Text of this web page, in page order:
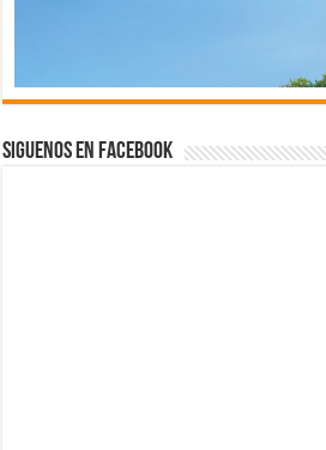
Siguenos en Facebook